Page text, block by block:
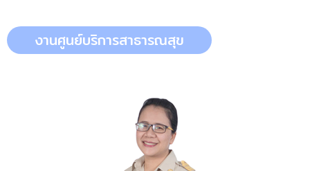
งานศูนย์บริการสาธารณสุข